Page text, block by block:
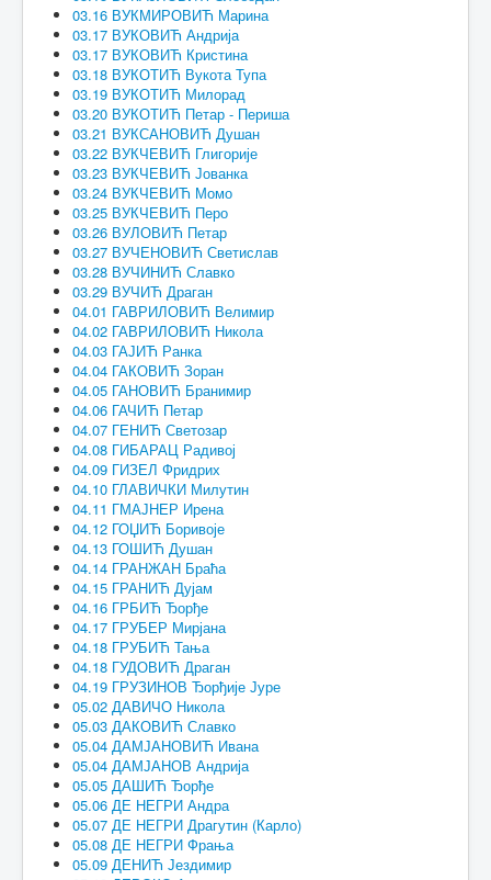
03.16 ВУКМИРОВИЋ Марина
03.17 ВУКОВИЋ Андрија
03.17 ВУКОВИЋ Кристина
03.18 ВУКОТИЋ Вукота Тупа
03.19 ВУКОТИЋ Милорад
03.20 ВУКОТИЋ Петар - Периша
03.21 ВУКСАНОВИЋ Душан
03.22 ВУКЧЕВИЋ Глигорије
03.23 ВУКЧЕВИЋ Јованка
03.24 ВУКЧЕВИЋ Момо
03.25 ВУКЧЕВИЋ Перо
03.26 ВУЛОВИЋ Петар
03.27 ВУЧЕНОВИЋ Светислав
03.28 ВУЧИНИЋ Славко
03.29 ВУЧИЋ Драган
04.01 ГАВРИЛОВИЋ Велимир
04.02 ГАВРИЛОВИЋ Никола
04.03 ГАЈИЋ Ранка
04.04 ГАКОВИЋ Зоран
04.05 ГАНОВИЋ Бранимир
04.06 ГАЧИЋ Петар
04.07 ГЕНИЋ Светозар
04.08 ГИБАРАЦ Радивој
04.09 ГИЗЕЛ Фридрих
04.10 ГЛАВИЧКИ Милутин
04.11 ГМАЈНЕР Ирена
04.12 ГОЏИЋ Боривоје
04.13 ГОШИЋ Душан
04.14 ГРАНЖАН Браћа
04.15 ГРАНИЋ Дујам
04.16 ГРБИЋ Ђорђе
04.17 ГРУБЕР Мирјана
04.18 ГРУБИЋ Тања
04.18 ГУДОВИЋ Драган
04.19 ГРУЗИНОВ Ђорђије Јуре
05.02 ДАВИЧО Никола
05.03 ДАКОВИЋ Славко
05.04 ДАМЈАНОВИЋ Ивана
05.04 ДАМЈАНОВ Андрија
05.05 ДАШИЋ Ђорђе
05.06 ДЕ НЕГРИ Андра
05.07 ДЕ НЕГРИ Драгутин (Карло)
05.08 ДЕ НЕГРИ Фрања
05.09 ДЕНИЋ Јездимир